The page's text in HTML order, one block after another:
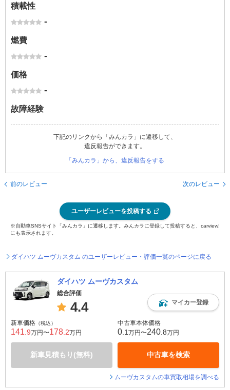
積載性
-
燃費
-
価格
-
故障経験
下記のリンクから「みんカラ」に遷移して、
違反報告ができます。
「みんカラ」から、違反報告をする
前のレビュー 次のレビュー
ユーザーレビューを投稿する
※自動車SNSサイト「みんカラ」に遷移します。みんカラに登録して投稿すると、carview!
にも表示されます。
ダイハツ ムーヴカスタム のユーザーレビュー・評価一覧のページに戻る
ダイハツ ムーヴカスタム
総合評価
4.4 マイカー登録
新車価格 （税込）
141 .9万円〜178 .2万円
新車見積もり(無料)
中古車本体価格
0 .1 万円〜240 .8万円
中古車を検索
ムーヴカスタムの車買取相場を調べる